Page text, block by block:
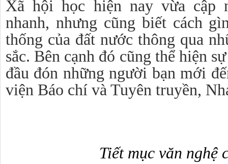
Xã hội học hiện nay vừa cập
nhanh, nhưng cũng biết cách
thống của đất nước thông qua
sắc. Bên cạnh đó cũng thể hiện
đầu đón những người bạn mới
viện Báo chí và Tuyên truyền,
Tiết mục văn nghệ